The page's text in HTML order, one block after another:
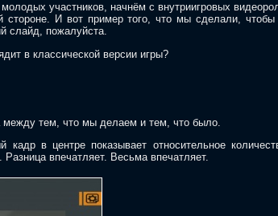
участников, начнём с внутриигровых
стороне. И вот пример того, что мы сделали,
слайд, пожалуйста.
в классической версии игры?
между тем, что мы делаем и тем, что было.
кадр в центре показывает относительное
впечатляет. Весьма впечатляет.